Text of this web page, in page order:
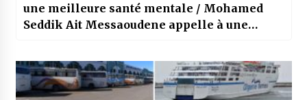
une meilleure santé mentale / Mohamed
Seddik Ait Messaoudene appelle à une
psychique